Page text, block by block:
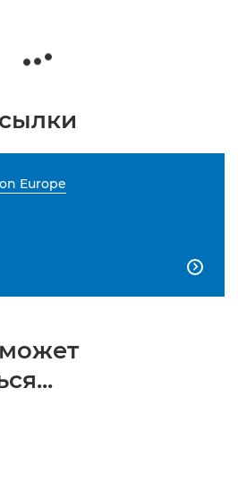
Europe
